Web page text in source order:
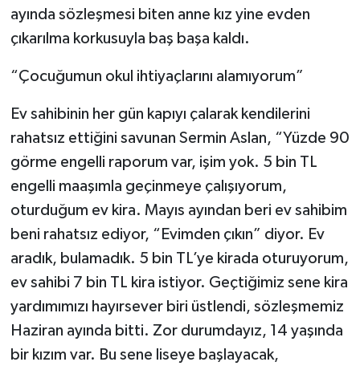
ayında sözleşmesi biten anne kız yine evden
çıkarılma korkusuyla baş başa kaldı.
“Çocuğumun okul ihtiyaçlarını alamıyorum”
Ev sahibinin her gün kapıyı çalarak kendilerini
rahatsız ettiğini savunan Sermin Aslan, “Yüzde 90
görme engelli raporum var, işim yok. 5 bin TL
engelli maaşımla geçinmeye çalışıyorum,
oturduğum ev kira. Mayıs ayından beri ev sahibim
beni rahatsız ediyor, “Evimden çıkın” diyor. Ev
aradık, bulamadık. 5 bin TL’ye kirada oturuyorum,
ev sahibi 7 bin TL kira istiyor. Geçtiğimiz sene kira
yardımımızı hayırsever biri üstlendi, sözleşmemiz
Haziran ayında bitti. Zor durumdayız, 14 yaşında
bir kızım var. Bu sene liseye başlayacak,